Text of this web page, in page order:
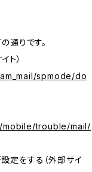
通りです。
）
spmode/do
trouble/mail/
定をする（外部サイ